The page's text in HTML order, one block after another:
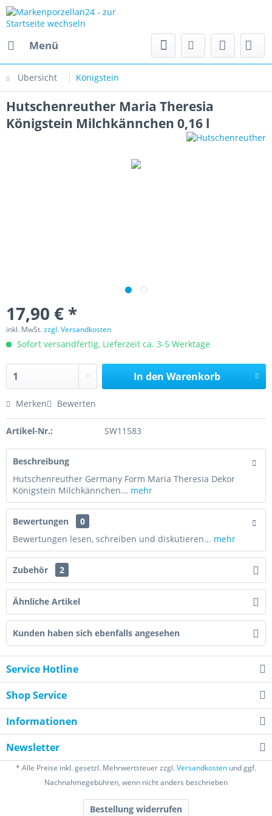
Menü
Übersicht Königstein
Hutschenreuther Maria Theresia
Königstein Milchkännchen 0,16 l
17,90 € *
inkl. MwSt.zzgl. Versandkosten
Sofort versandfertig, Lieferzeit ca. 3-5 Werktage
In den Warenkorb
Merken Bewerten
Artikel-Nr.: SW11583
Beschreibung
Hutschenreuther Germany Form Maria Theresia Dekor
Königstein Milchkännchen... mehr
Bewertungen
0
Bewertungen lesen, schreiben und diskutieren... mehr
Zubehör 2
Ähnliche Artikel
Kunden haben sich ebenfalls angesehen
Service Hotline
Shop Service
Informationen
Newsletter
* Alle Preise inkl. gesetzl. Mehrwertsteuer zzgl.Versandkosten und ggf.
Nachnahmegebühren, wenn nicht anders beschrieben
Bestellung widerrufen